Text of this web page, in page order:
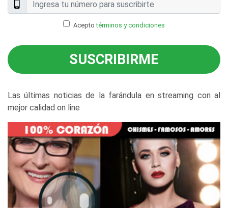
Aceptotérminos y condiciones
SUSCRIBIRME
Las últimas noticias de la farándula en streaming con al
mejor calidad on line